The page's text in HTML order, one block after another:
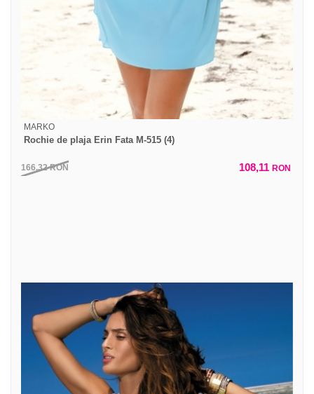
MARKO
Rochie de plaja Erin Fata M-515 (4)
166,32RON 108,11 RON